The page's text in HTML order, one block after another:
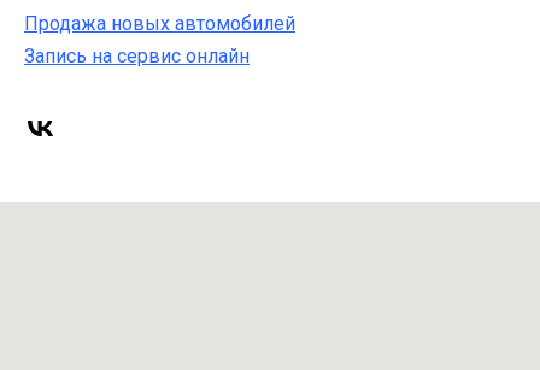
Продажа новых автомобилей
Запись на сервис онлайн